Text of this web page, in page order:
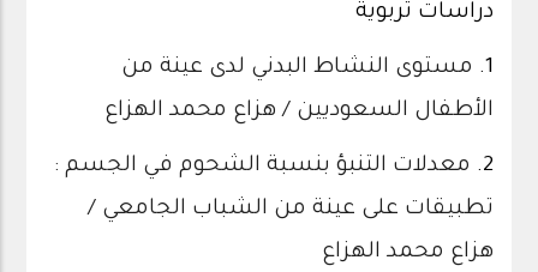
دراسات تربوية
1. مستوى النشاط البدني لدى عينة من
الأطفال السعوديين / هزاع محمد الهزاع
2.
معدلات التنبؤ بنسبة الشحوم في الجسم :
تطبيقات على عينة من الشباب الجامعي /
هزاع محمد الهزاع